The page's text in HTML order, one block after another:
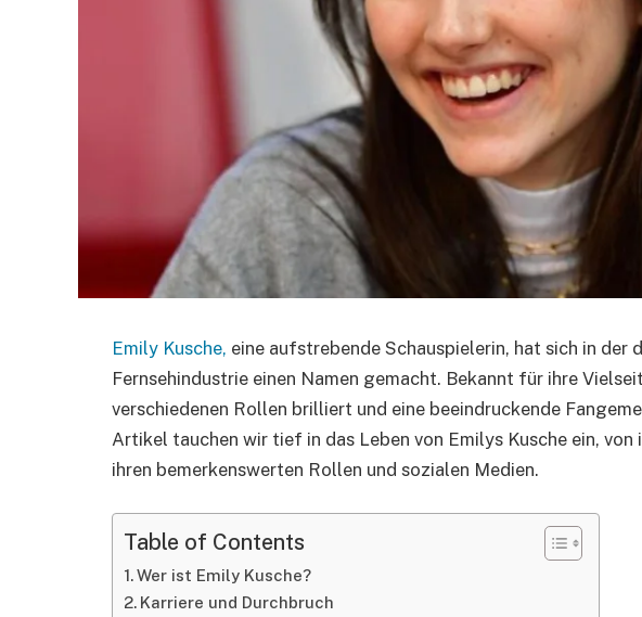
Emily Kusche, eine aufstrebende Schauspielerin, hat sich in der
Fernsehindustrie einen Namen gemacht. Bekannt für ihre
verschiedenen Rollen brilliert und eine beeindruckende
Artikel tauchen wir tief in das Leben von Emilys Kusche ein, von
ihren bemerkenswerten Rollen und sozialen Medien.
Table of Contents
Wer ist Emily Kusche?
Karriere und Durchbruch